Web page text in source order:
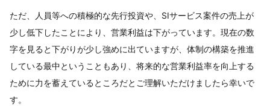
ただ、人員等への積極的な先行投資や、SIサービス案件の売上が
少し低下したことにより、営業利益は下がっています。現在の数
字を見ると下がりが少し強めに出ていますが、体制の構築を推進
している最中ということもあり、将来的な営業利益率を向上する
ために力を蓄えているところだとご理解いただけましたら幸いで
す。